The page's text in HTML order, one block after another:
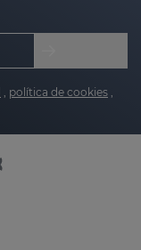
, política de cookies ,